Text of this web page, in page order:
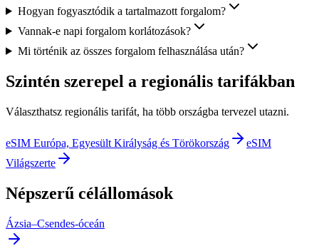
Hogyan fogyasztódik a tartalmazott forgalom?
Vannak-e napi forgalom korlátozások?
Mi történik az összes forgalom felhasználása után?
Szintén szerepel a regionális tarifákban
Választhatsz regionális tarifát, ha több országba tervezel utazni.
eSIM Európa, Egyesült Királyság és Törökország
eSIM
Világszerte
Népszerű célállomások
Ázsia–Csendes-óceán